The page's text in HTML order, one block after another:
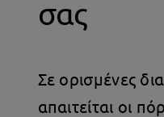
σας
Σε ορισμένες
απαιτείται οι